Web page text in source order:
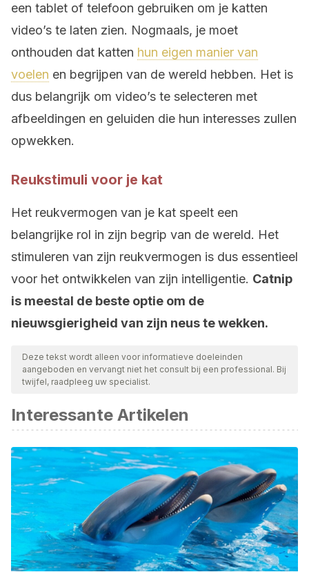
een tablet of telefoon gebruiken om je katten
video’s te laten zien. Nogmaals, je moet
onthouden dat katten hun eigen manier van
voelen en begrijpen van de wereld hebben. Het is
dus belangrijk om video’s te selecteren met
afbeeldingen en geluiden die hun interesses zullen
opwekken.
Reukstimuli voor je kat
Het reukvermogen van je kat speelt een
belangrijke rol in zijn begrip van de wereld. Het
stimuleren van zijn reukvermogen is dus essentieel
voor het ontwikkelen van zijn intelligentie. Catnip
is meestal de beste optie om de
nieuwsgierigheid van zijn neus te wekken.
Deze tekst wordt alleen voor informatieve doeleinden
aangeboden en vervangt niet het consult bij een professional. Bij
twijfel, raadpleeg uw specialist.
Interessante Artikelen